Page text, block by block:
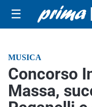
☰
MUSICA
Concorso
Massa,